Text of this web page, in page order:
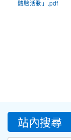
體驗活動」.pdf
::: 站內搜尋